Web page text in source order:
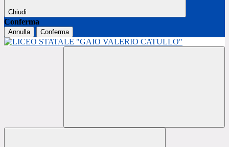
Chiudi
Conferma
Annulla Conferma